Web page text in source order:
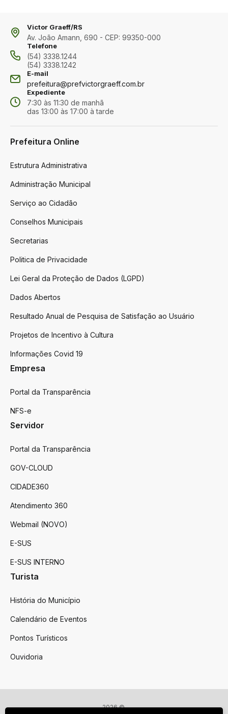
Victor Graeff/RS
Av. João Amann, 690 - CEP: 99350-000
Telefone
(54) 3338.1244
(54) 3338.1242
E-mail
prefeitura@prefvictorgraeff.com.br
Expediente
7:30 às 11:30 de manhã
das 13:00 às 17:00 à tarde
Prefeitura Online
Estrutura Administrativa
Administração Municipal
Serviço ao Cidadão
Conselhos Municipais
Secretarias
Politica de Privacidade
Lei Geral da Proteção de Dados (LGPD)
Dados Abertos
Resultado Anual de Pesquisa de Satisfação ao Usuário
Projetos de Incentivo à Cultura
Informações Covid 19
Empresa
Portal da Transparência
NFS-e
Servidor
Portal da Transparência
GOV-CLOUD
CIDADE360
Atendimento 360
Webmail (NOVO)
E-SUS
E-SUS INTERNO
Turista
História do Município
Calendário de Eventos
Pontos Turísticos
Ouvidoria
2026 ©